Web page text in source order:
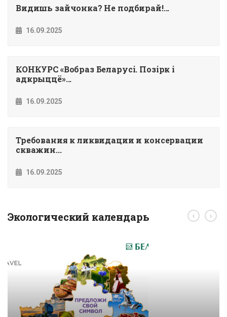
Видишь зайчонка? Не подбирай!...
16.09.2025
КОНКУРС «Вобраз Беларусi. Позiрк i
адкрыццё»...
16.09.2025
Требования к ликвидации и консервации
скважин...
16.09.2025
Экологический календарь ‹ ›